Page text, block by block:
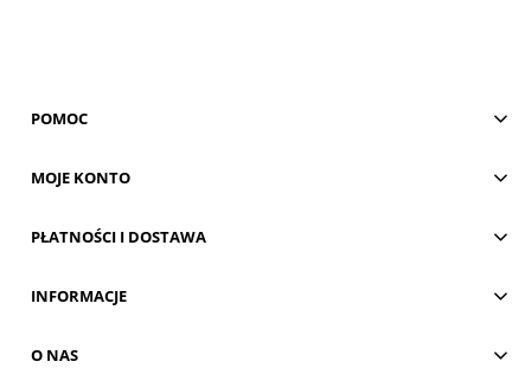
POMOC
MOJE KONTO
PŁATNOŚCI I DOSTAWA
INFORMACJE
O NAS